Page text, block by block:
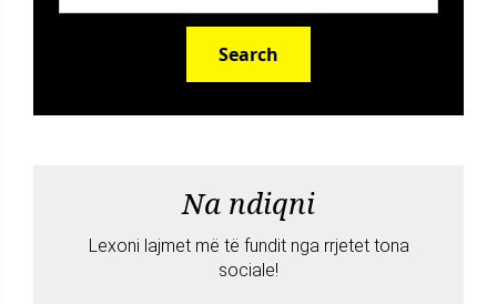
Search
Na ndiqni
Lexoni lajmet më të fundit nga rrjetet tona
sociale!